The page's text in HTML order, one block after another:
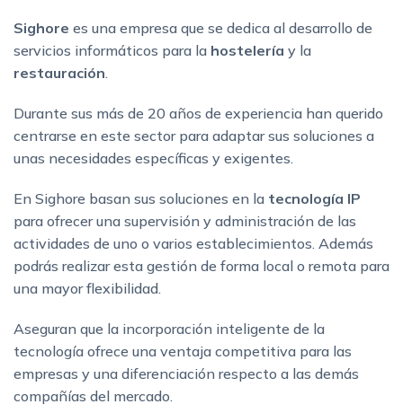
Sighore es una empresa que se dedica al desarrollo de
servicios informáticos para la hostelería y la
restauración.
Durante sus más de 20 años de experiencia han querido
centrarse en este sector para adaptar sus soluciones a
unas necesidades específicas y exigentes.
En Sighore basan sus soluciones en la tecnología IP
para ofrecer una supervisión y administración de las
actividades de uno o varios establecimientos. Además
podrás realizar esta gestión de forma local o remota para
una mayor flexibilidad.
Aseguran que la incorporación inteligente de la
tecnología ofrece una ventaja competitiva para las
empresas y una diferenciación respecto a las demás
compañías del mercado.